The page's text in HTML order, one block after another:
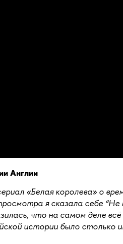
Англии
«Белая королева» о
я сказала себе
что на самом деле
истории было столько